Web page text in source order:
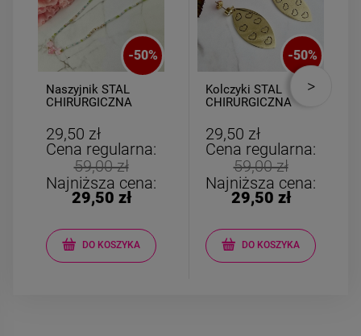
-50%
Naszyjnik STAL
CHIRURGICZNA
gwiazdki różowe
29,50 zł
Cena regularna:
59,00 zł
Najniższa cena:
29,50 zł
DO KOSZYKA
-50%
Kolczyki STAL
CHIRURGICZNA
serca
29,50 zł
Cena regularna:
59,00 zł
Najniższa cena:
29,50 zł
DO KOSZYKA